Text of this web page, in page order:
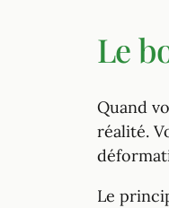
Le
Quand
réalité.
Le